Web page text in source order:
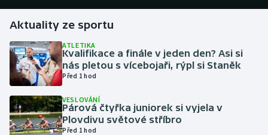
Gymnastika
Házená
Jezdectví
Judo
Aktuality ze sportu
ATLETIKA
Kvalifikace a finále v jeden den? Asi si
nás pletou s vícebojaři, rýpl si Staněk
Před 1 hod
VESLOVÁNÍ
Párová čtyřka juniorek si vyjela v
Plovdivu světové stříbro
Před 1 hod